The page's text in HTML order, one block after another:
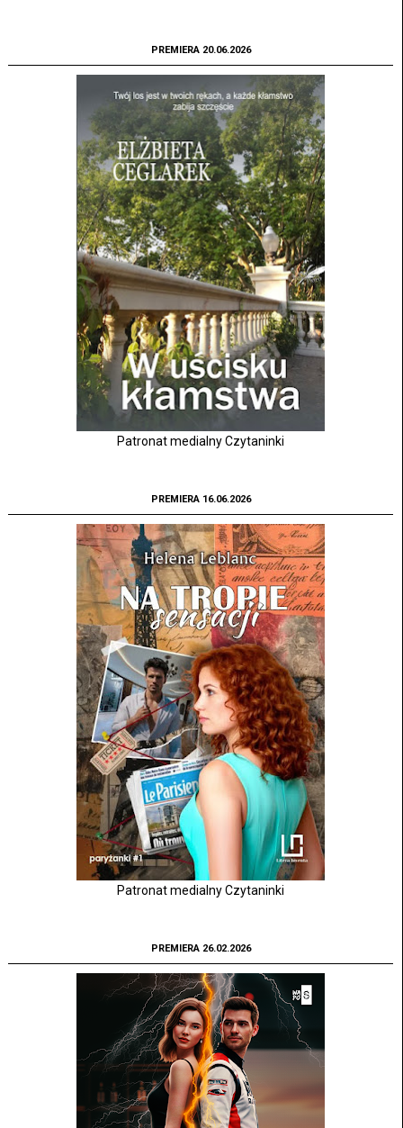
PREMIERA 20.06.2026
Patronat medialny Czytaninki
PREMIERA 16.06.2026
Patronat medialny Czytaninki
PREMIERA 26.02.2026